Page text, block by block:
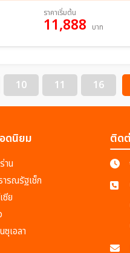
15 ส.ค. 69 - 18 ส.ค. 69
05 ก.ย. 69 - 08 ก.ย. 69
26 ก.ย. 69 - 29 ก.ย. 69
ราคาเริ่มต้น
11,888 บาท
10 11 16
ดนิยม
าน
ารณรัฐเช็ก
ซีย
ซุเอลา
ติด